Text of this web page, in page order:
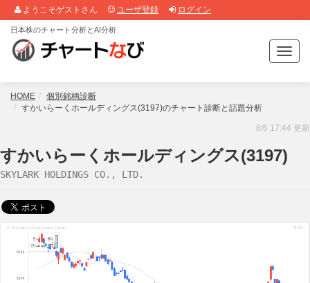
ようこそゲストさん ユーザ登録 ログイン
T
o
g
a
v
日本株のチャート分析とAI分析
HOME
個別銘柄診断
すかいらーくホールディングス(3197)のチャート診断と話題分析
8/6 17:44 更新
すかいらーくホールディングス(3197)
SKYLARK HOLDINGS CO., LTD.